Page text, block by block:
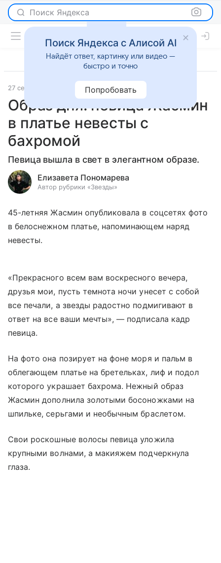
Поиск Яндекса
27 сентября 2023 Светская жизнь
Образ дня: певица Жасмин
в платье невесты с
бахромой
Певица вышла в свет в элегантном образе.
Елизавета Пономарева
Автор рубрики «Звезды»
45-летняя Жасмин опубликовала в соцсетях фото
в белоснежном платье, напоминающем наряд
невесты.
«Прекрасного всем вам воскресного вечера,
друзья мои, пусть темнота ночи унесет с собой
все печали, а звезды радостно подмигивают в
ответ на все ваши мечты», — подписала кадр
певица.
На фото она позирует на фоне моря и пальм в
облегающем платье на бретельках, лиф и подол
которого украшает бахрома. Нежный образ
Жасмин дополнила золотыми босоножками на
шпильке, серьгами и необычным браслетом.
Свои роскошные волосы певица уложила
крупными волнами, а макияжем подчеркнула
глаза.
Поиск Яндекса с Алисой AI
Найдёт ответ, картинку или видео —
быстро и точно
Попробовать